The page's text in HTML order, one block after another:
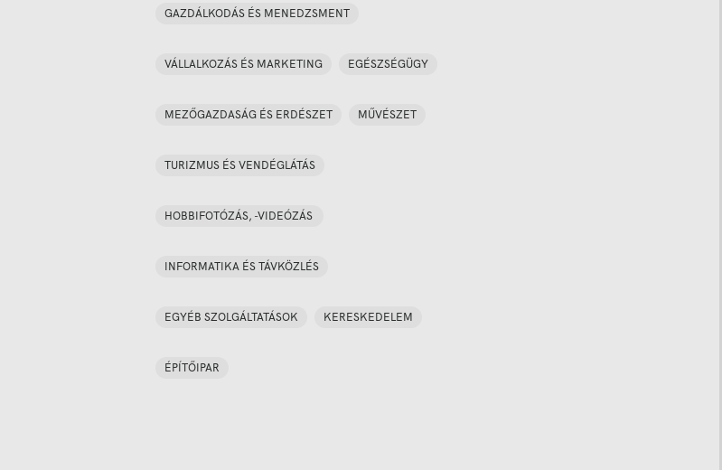
GAZDÁLKODÁS ÉS MENEDZSMENT
VÁLLALKOZÁS ÉS MARKETING EGÉSZSÉGÜGY
MEZŐGAZDASÁG ÉS ERDÉSZET MŰVÉSZET
TURIZMUS ÉS VENDÉGLÁTÁS
HOBBIFOTÓZÁS, -VIDEÓZÁS
INFORMATIKA ÉS TÁVKÖZLÉS
EGYÉB SZOLGÁLTATÁSOK KERESKEDELEM
ÉPÍTŐIPAR